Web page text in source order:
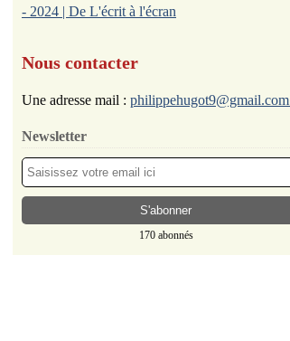
- 2024 | De L'écrit à l'écran
Nous contacter
Une adresse mail : philippehugot9@gmail.com
Newsletter
170 abonnés